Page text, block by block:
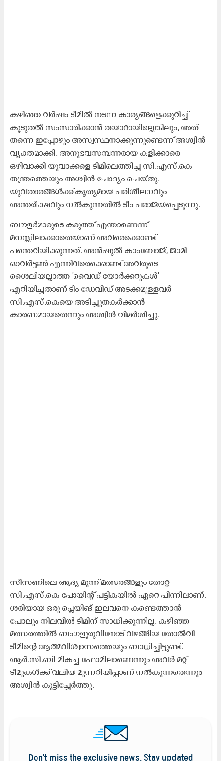
കഴിഞ്ഞ വർഷം ടീമിൽ നടന്ന കാര്യങ്ങളെക്കുറിച്ച്
കൂടുതൽ സംസാരിക്കാൻ തയാറായില്ലെങ്കിലും, അത്
തന്നെ ഇപ്പോഴും അസ്വസ്ഥനാക്കുന്നുണ്ടെന്ന് അശ്വിൻ
വ്യക്തമാക്കി. അനുഭവസമ്പന്നരായ കളിക്കാരെ
ഒഴിവാക്കി യുവാക്കളെ ടീമിലെത്തിച്ച സി.എസ്‌.കെ
തന്ത്രത്തെയും അശ്വിൻ ചോദ്യം ചെയ്തു.
യുവതാരങ്ങൾക്ക് കൃത്യമായ പരിശീലനവും
അന്തരീക്ഷവും നൽകുന്നതിൽ ടീം പരാജയപ്പെടുന്നു.
ബൗളർമാരുടെ കരുത്ത് എന്താണെന്ന്
മനസ്സിലാക്കാതെയാണ് അവരെക്കൊണ്ട്
പന്തെറിയിക്കുന്നത്. അൻഷുൽ കാംബോജ്, ജാമി
ഓവർട്ടൺ എന്നിവരെക്കൊണ്ട് അവരുടെ
ശൈലിയല്ലാത്ത 'വൈഡ് യോർക്കറുകൾ'
എറിയിച്ചതാണ് ടിം ഡേവിഡ് അടക്കമുള്ളവർ
സി.എസ്‌.കെയെ അടിച്ചുതകർക്കാൻ
കാരണമായതെന്നും അശ്വിൻ വിമർശിച്ചു.
സീസണിലെ ആദ്യ മൂന്ന് മത്സരങ്ങളും തോറ്റ
സി.എസ്‌.കെ പോയിന്റ് പട്ടികയിൽ ഏറെ പിന്നിലാണ്.
ശരിയായ ഒരു പ്ലെയിങ് ഇലവനെ കണ്ടെത്താൻ
പോലും നിലവിൽ ടീമിന് സാധിക്കുന്നില്ല. കഴിഞ്ഞ
മത്സരത്തിൽ ബംഗളൂരുവിനോട് വഴങ്ങിയ തോൽവി
ടീമിന്റെ ആത്മവിശ്വാസത്തെയും ബാധിച്ചിട്ടുണ്ട്.
ആർ.സി.ബി മികച്ച ഫോമിലാണെന്നും അവർ മറ്റ്
ടീമുകൾക്ക് വലിയ മുന്നറിയിപ്പാണ് നൽകുന്നതെന്നും
അശ്വിൻ കൂട്ടിച്ചേർത്തു.
Don't miss the exclusive news, Stay updated